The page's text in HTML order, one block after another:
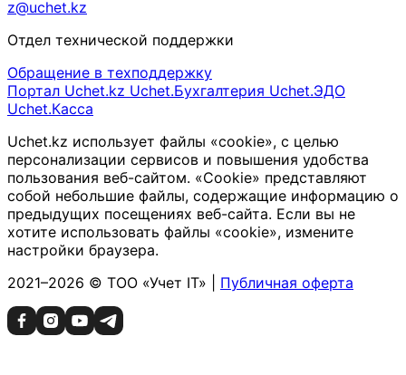
z@uchet.kz
Отдел технической поддержки
Обращение в техподдержку
Портал Uchet.kz Uchet.Бухгалтерия Uchet.ЭДО
Uchet.Касса
Uchet.kz использует файлы «cookie», с целью
персонализации сервисов и повышения удобства
пользования веб-сайтом. «Cookie» представляют
собой небольшие файлы, содержащие информацию о
предыдущих посещениях веб-сайта. Если вы не
хотите использовать файлы «cookie», измените
настройки браузера.
2021–2026 © ТОО «Учет IT» | Публичная оферта